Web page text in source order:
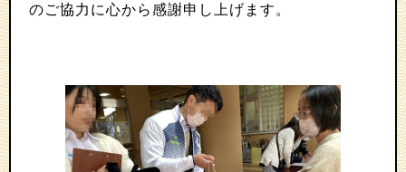
のご協力に心から感謝申し上げます。